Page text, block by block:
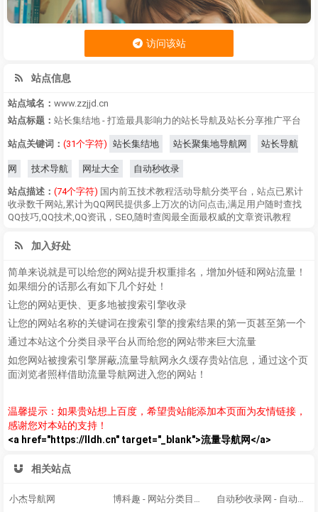
访问该站
站点信息
站点域名： www.zzjjd.cn
站点标题： 站长集结地 - 打造最具影响力的站长导航及站长分享推广平台
站点关键词： (31个字符) 站长集结地 站长聚集地导航网 站长导航
网 技术导航 网址大全 自动秒收录
站点描述： (74个字符) 国内前五技术教程活动导航分类平台，站点已累计
收录数千网站,累计为QQ网民提供多上万次的访问点击,满足用户随时查找
QQ技巧,QQ技术,QQ资讯，SEO,随时查阅最全面最权威的文章资讯教程
加入好处
简单来说就是可以给您的网站提升权重排名，增加外链和网站流量！
如果细分的话那么有如下几个好处！
让您的网站更快、更多地被搜索引擎收录
让您的网站名称的关键词在搜索引擎的搜索结果的第一页甚至第一个
通过本站这个分类目录平台从而给您的网站带来巨大流量
如您网站被搜索引擎屏蔽,流量导航网永久缓存贵站信息，通过这个页
面浏览者照样借助流量导航网进入您的网站！
温馨提示：如果贵站想上百度，希望贵站能添加本页面为友情链接，
感谢您对本站的支持！
<a href="https://lldh.cn" target="_blank">流量导航网</a>
相关站点
小杰导航网